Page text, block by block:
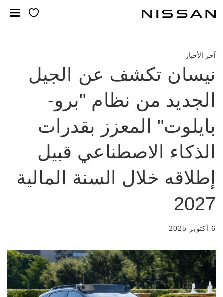
إلى
آخر الأخبار
نيسان تكشف عن الجيل
الجديد من نظام "برو-
بايلوت" المعزز بقدرات
الذكاء الاصطناعي قبيل
إطلاقه خلال السنة المالية
2027
6 أكتوبر 2025